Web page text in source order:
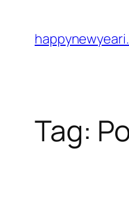
content
Tag: